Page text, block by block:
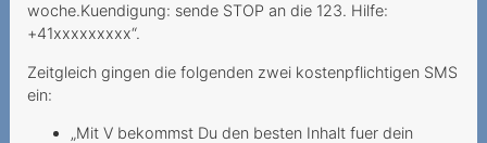
woche.Kuendigung: sende STOP an die 123. Hilfe:
+41xxxxxxxxx“.
Zeitgleich gingen die folgenden zwei kostenpflichtigen SMS
ein:
„Mit V bekommst Du den besten Inhalt fuer dein
Activation d’une option
Un départ à l’étranger qui